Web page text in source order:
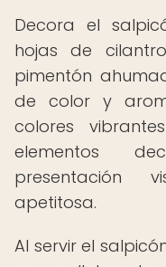
Decora el
hojas de
pimentón
de color y
colores
elementos
presentación
apetitosa.
Al servir el